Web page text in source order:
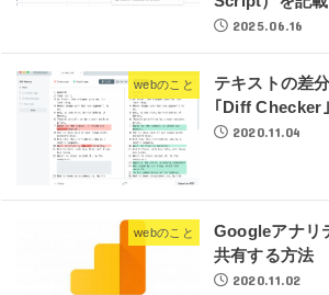
2025.06.16
webのこと
テキストの差
｢Diff Checker
2020.11.04
webのこと
Googleアナリ
共有する方法
2020.11.02